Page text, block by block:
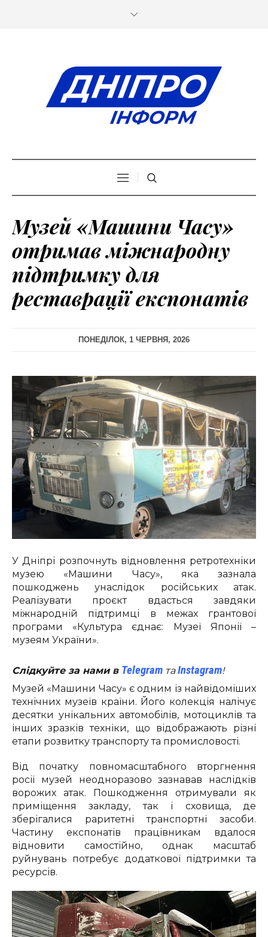
Музей «Машини Часу»
отримав міжнародну
підтримку для
реставрації експонатів
ПОНЕДІЛОК, 1 ЧЕРВНЯ, 2026
У Дніпрі розпочнуть відновлення ретротехніки
музею «Машини Часу», яка зазнала
пошкоджень унаслідок російських атак.
Реалізувати проєкт вдасться завдяки
міжнародній підтримці в межах грантової
програми «Культура єднає: Музеї Японії –
музеям України».
Слідкуйте за нами в Telegram таInstagram!
Музей «Машини Часу» є одним із найвідоміших
технічних музеїв країни. Його колекція налічує
десятки унікальних автомобілів, мотоциклів та
інших зразків техніки, що відображають різні
етапи розвитку транспорту та промисловості.
Від початку повномасштабного вторгнення
росії музей неодноразово зазнавав наслідків
ворожих атак. Пошкодження отримували як
приміщення закладу, так і сховища, де
зберігалися раритетні транспортні засоби.
Частину експонатів працівникам вдалося
відновити самостійно, однак масштаб
руйнувань потребує додаткової підтримки та
ресурсів.